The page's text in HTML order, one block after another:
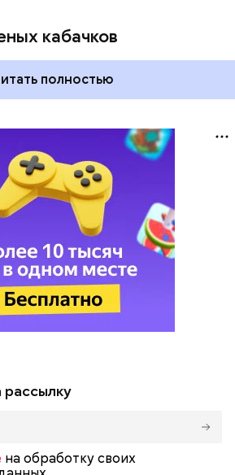
кабачков
полностью
на обработку своих